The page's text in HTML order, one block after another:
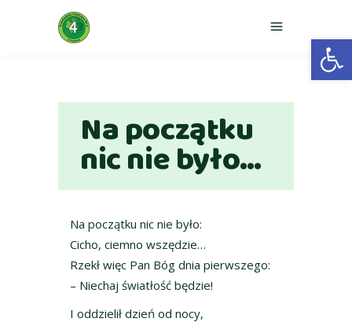
Na początku
nic nie było…
Na początku nic nie było:
Cicho, ciemno wszędzie…
Rzekł więc Pan Bóg dnia pierwszego:
– Niechaj światłość będzie!
I oddzielił dzień od nocy,